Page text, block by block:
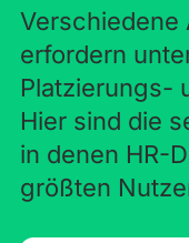
Verschiedene
erfordern
Platzierungs-
Hier sind die
in denen HR-
größten